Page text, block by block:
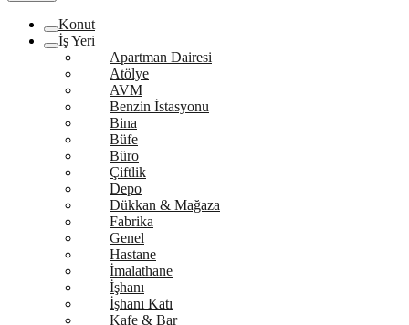
Konut
İş Yeri
Apartman Dairesi
Atölye
AVM
Benzin İstasyonu
Bina
Büfe
Büro
Çiftlik
Depo
Dükkan & Mağaza
Fabrika
Genel
Hastane
İmalathane
İşhanı
İşhanı Katı
Kafe & Bar